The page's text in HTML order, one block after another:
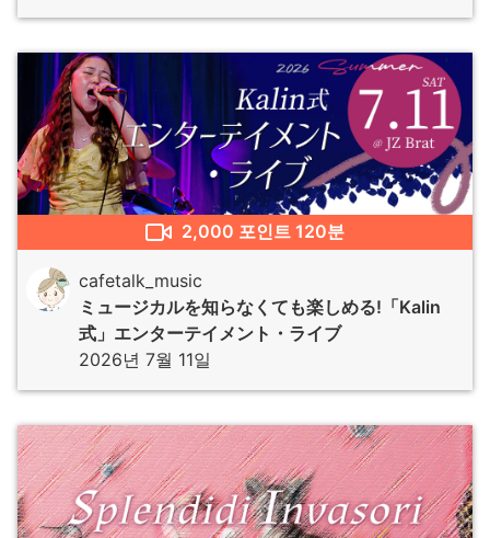
2,000 포인트120분
cafetalk_music
ミュージカルを知らなくても楽しめる!「Kalin
式」エンターテイメント・ライブ
2026년 7월 11일